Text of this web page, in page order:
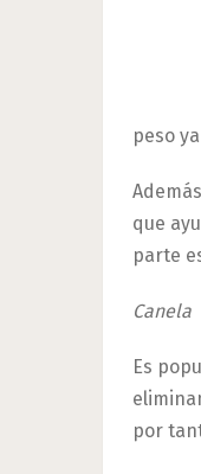
peso
que
parte
Canela
Es
por